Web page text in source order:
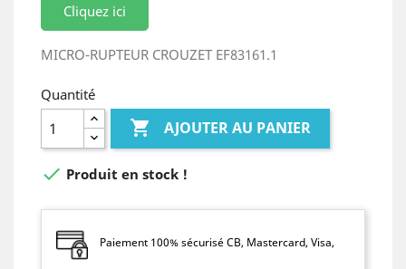
Cliquez ici
MICRO-RUPTEUR CROUZET EF83161.1
Quantité
 AJOUTER AU PANIER
 Produit en stock !
Paiement 100% sécurisé CB, Mastercard, Visa,